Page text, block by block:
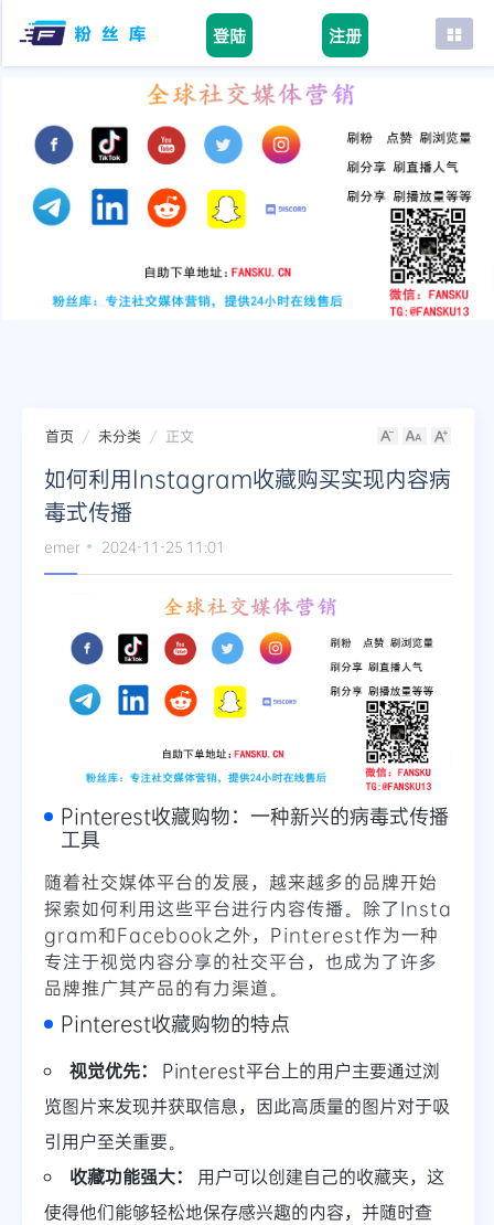
登陆 注册
首页
tiktok
youtube
instagram
首页 未分类 正文
如何利用Instagram收藏购买实现内容病
毒式传播
emer 2024-11-25 11:01
Pinterest收藏购物：一种新兴的病毒式传播
工具
随着社交媒体平台的发展，越来越多的品牌开始
探索如何利用这些平台进行内容传播。除了Insta
gram和Facebook之外，Pinterest作为一种
专注于视觉内容分享的社交平台，也成为了许多
品牌推广其产品的有力渠道。
Pinterest收藏购物的特点
视觉优先：
Pinterest平台上的用户主要通过浏
览图片来发现并获取信息，因此高质量的图片对于吸
引用户至关重要。
收藏功能强大：
用户可以创建自己的收藏夹，这
使得他们能够轻松地保存感兴趣的内容，并随时查